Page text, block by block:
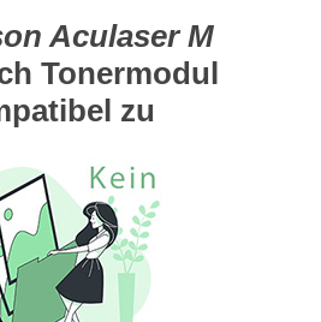
Aculaser M
Tonermodul
zu